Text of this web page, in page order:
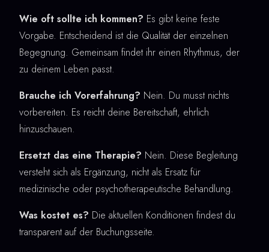
Wie oft sollte ich kommen? Es gibt keine feste
Vorgabe. Entscheidend ist die Qualität der einzelnen
Begegnung. Gemeinsam findet ihr einen Rhythmus, der
zu deinem Leben passt.
Brauche ich Vorerfahrung? Nein. Du musst nichts
vorbereiten. Es reicht deine Bereitschaft, ehrlich
hinzuschauen.
Ersetzt das eine Therapie? Nein. Diese Begleitung
versteht sich als Ergänzung, nicht als Ersatz für
medizinische oder psychotherapeutische Behandlung.
Was kostet es? Die aktuellen Konditionen findest du
transparent auf der Buchungsseite.